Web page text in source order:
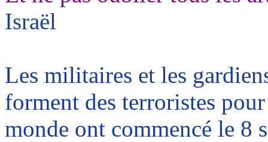
Israël
Les militaires et les
forment des terroristes
monde ont commencé le 8